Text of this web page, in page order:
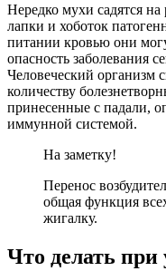
Нередко мухи садятся
лапки и хоботок
питании кровью они
опасность заболевания
Человеческий организм
количеству
принесенные с падали,
иммунной системой.
На заметку!
Перенос
общая функция
жигалку.
Что делать при